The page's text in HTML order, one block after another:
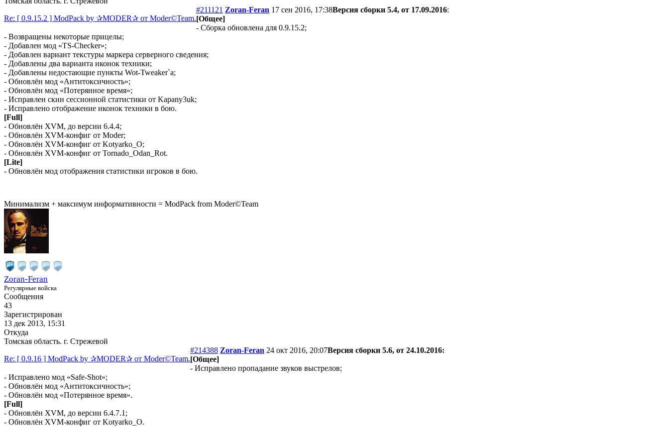
Re: [ 0.9.15.2 ] ModPack by ✰MODER✰ от Moder©Team.
#211121 Zoran-Feran 17 сен 2016, 17:38Версия сборки 5.4, от 17.09.2016:
[Общее]
- Сборка обновлена для 0.9.15.2;
- Возвращены некоторые прицелы;
- Добавлен мод «TS-Checker»;
- Добавлен вариант текстуры маркера серверного сведения;
- Добавлены два варианта иконок техники;
- Добавлены недостающие пункты Wot-Tweaker`а;
- Обновлён мод «Антитоксичность»;
- Обновлён мод «Потерянное время»;
- Исправлен скин сессионной статистики от Kapany3uk;
- Исправлено отображение иконок техники в бою.
[Full]
- Обновлён XVM, до версии 6.4.4;
- Обновлён XVM-конфиг от Moder;
- Обновлён XVM-конфиг от Kotyarko_O;
- Обновлён XVM-конфиг от Tornado_Odan_Rot.
[Lite]
- Обновлён мод отображения статистики игроков в бою.
Минимализм + максимум информативности = ModPack from Moder©Team
Zoran-Feran
Регулярные войска
Сообщения
43
Зарегистрирован
13 дек 2013, 15:31
Откуда
Томская область. г. Стрежевой
Re: [ 0.9.16 ] ModPack by ✰MODER✰ от Moder©Team.
#214388 Zoran-Feran 24 окт 2016, 20:07Версия сборки 5.6, от 24.10.2016:
[Общее]
- Исправлено пропадание звуков выстрелов;
- Исправлено мод «Safe-Shot»;
- Обновлён мод «Антитоксичность»;
- Обновлён мод «Потерянное время».
[Full]
- Обновлён XVM, до версии 6.4.7.1;
- Обновлён XVM-конфиг от Kotyarko_O.